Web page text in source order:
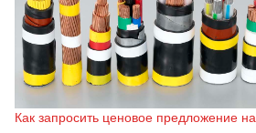
Как запросить ценовое предложение на